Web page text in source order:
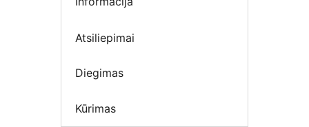
Atsiliepimai
Diegimas
Kūrimas